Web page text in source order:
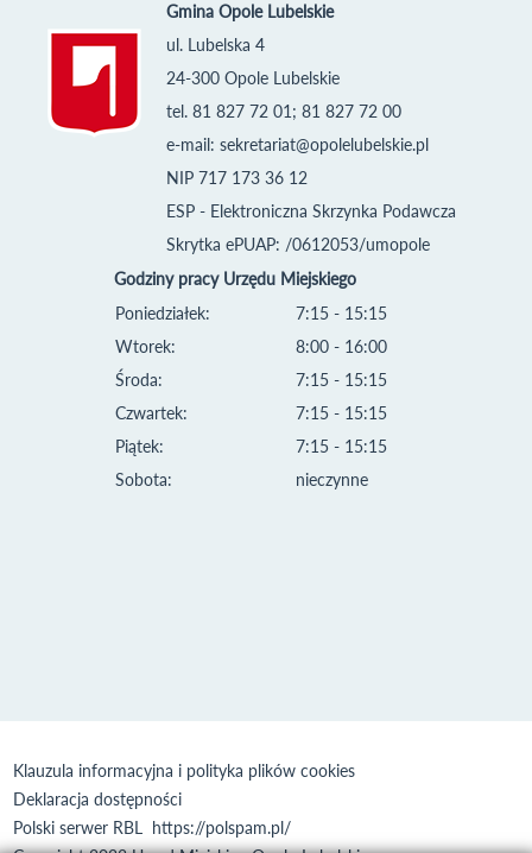
Gmina Opole Lubelskie
ul. Lubelska 4
24-300 Opole Lubelskie
tel. 81 827 72 01; 81 827 72 00
e-mail: sekretariat@opolelubelskie.pl
NIP 717 173 36 12
ESP - Elektroniczna Skrzynka Podawcza
Skrytka ePUAP: /0612053/umopole
Godziny pracy Urzędu Miejskiego
Poniedziałek:
Wtorek:
Środa:
Czwartek:
Piątek:
Sobota:
7:15 - 15:15
8:00 - 16:00
7:15 - 15:15
7:15 - 15:15
7:15 - 15:15
nieczynne
Klauzula informacyjna i polityka plików cookies
Deklaracja dostępności
Polski serwer RBL https://polspam.pl/